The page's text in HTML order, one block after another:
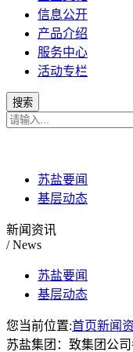
信息公开
产品介绍
服务中心
活动专栏
苏盐要闻
基层动态
新闻资讯
/ News
苏盐要闻
基层动态
您当前位置:首页新闻
苏盐集团：致集团公